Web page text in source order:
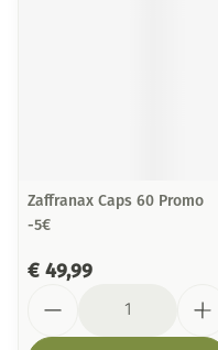
Zaffranax Caps 60 Promo
-5€
€ 49,99